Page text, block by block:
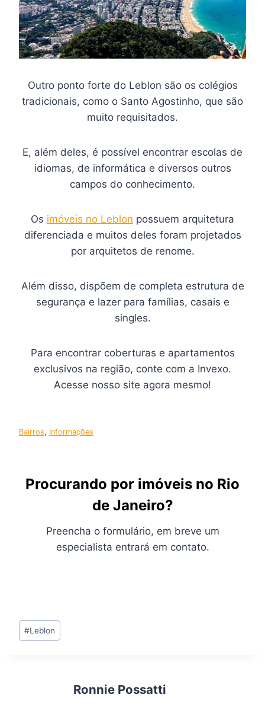
Outro ponto forte do Leblon são os colégios
tradicionais, como o Santo Agostinho, que são
muito requisitados.
E, além deles, é possível encontrar escolas de
idiomas, de informática e diversos outros
campos do conhecimento.
Os imóveis no Leblon possuem arquitetura
diferenciada e muitos deles foram projetados
por arquitetos de renome.
Além disso, dispõem de completa estrutura de
segurança e lazer para famílias, casais e
singles.
Para encontrar coberturas e apartamentos
exclusivos na região, conte com a Invexo.
Acesse nosso site agora mesmo!
Bairros, Informações
Procurando por imóveis no Rio
de Janeiro?
Preencha o formulário, em breve um
especialista entrará em contato.
Tags
do
#Leblon
Ronnie Possatti